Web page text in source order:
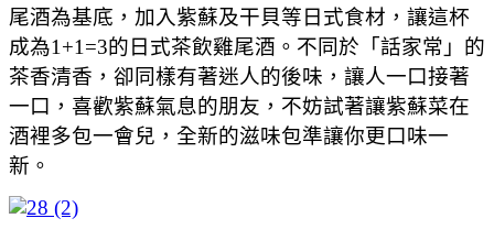
尾酒為基底，加入紫蘇及⼲⾙等日式食材，讓這杯
成為1+1=3的日式茶飲雞尾酒。不同於「話家常」的
茶香清香，卻同樣有著迷人的後味，讓人一口接著
一口，喜歡紫蘇氣息的朋友，不妨試著讓紫蘇菜在
酒裡多包一會兒，全新的滋味包準讓你更口味一
新。